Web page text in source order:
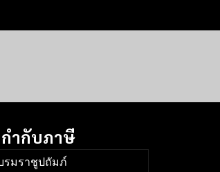
ำกับภาษี
รมราชูปถัมภ์